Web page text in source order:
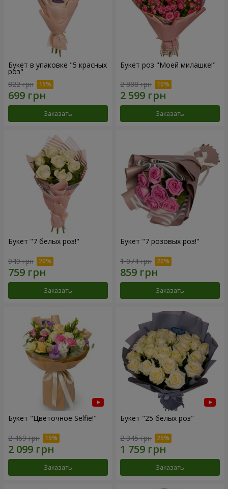
Букет в упаковке "5 красных
роз"
822 грн
Заказать
Букет роз "Моей милашке!"
2 888 грн
Заказать
Букет "7 белых роз!"
949 грн
Заказать
Букет "7 розовых роз!"
1 074 грн
Заказать
Букет "Цветочное Selfie!"
2 469 грн
Заказать
Букет "25 белых роз"
2 345 грн
Заказать